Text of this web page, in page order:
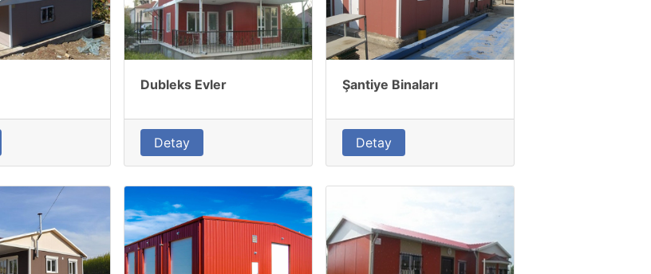
Dubleks Evler
Detay
Şantiye Binaları
Detay